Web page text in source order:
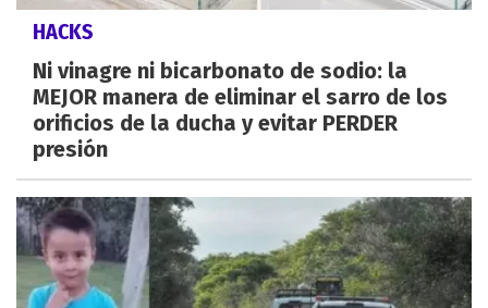
HACKS
Ni vinagre ni bicarbonato de sodio: la
MEJOR manera de eliminar el sarro de los
orificios de la ducha y evitar PERDER
presión